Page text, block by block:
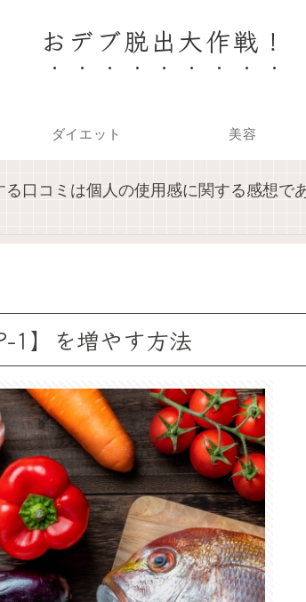
おデブ脱出大作戦！
ダイエット 美容
口コミは個人の使用感に関する感想で
1】を増やす方法